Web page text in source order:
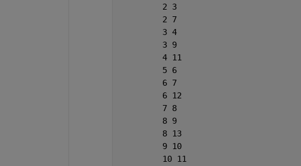
         2 3
         2 7
         3 4
         3 9
         4 11
         5 6
         6 7
         6 12
         7 8
         8 9
         8 13
         9 10
         10 11